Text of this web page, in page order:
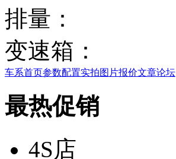
排量：
变速箱：
车系首页参数配置实拍图片报价文章论坛
最热促销
4S店